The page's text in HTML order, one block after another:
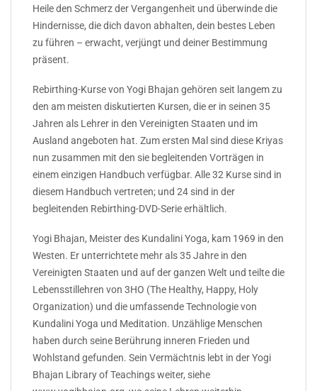
Heile den Schmerz der Vergangenheit und überwinde die
Hindernisse, die dich davon abhalten, dein bestes Leben
zu führen – erwacht, verjüngt und deiner Bestimmung
präsent.
Rebirthing-Kurse von Yogi Bhajan gehören seit langem zu
den am meisten diskutierten Kursen, die er in seinen 35
Jahren als Lehrer in den Vereinigten Staaten und im
Ausland angeboten hat. Zum ersten Mal sind diese Kriyas
nun zusammen mit den sie begleitenden Vorträgen in
einem einzigen Handbuch verfügbar. Alle 32 Kurse sind in
diesem Handbuch vertreten; und 24 sind in der
begleitenden Rebirthing-DVD-Serie erhältlich.
Yogi Bhajan, Meister des Kundalini Yoga, kam 1969 in den
Westen. Er unterrichtete mehr als 35 Jahre in den
Vereinigten Staaten und auf der ganzen Welt und teilte die
Lebensstillehren von 3HO (The Healthy, Happy, Holy
Organization) und die umfassende Technologie von
Kundalini Yoga und Meditation. Unzählige Menschen
haben durch seine Berührung inneren Frieden und
Wohlstand gefunden. Sein Vermächtnis lebt in der Yogi
Bhajan Library of Teachings weiter, siehe